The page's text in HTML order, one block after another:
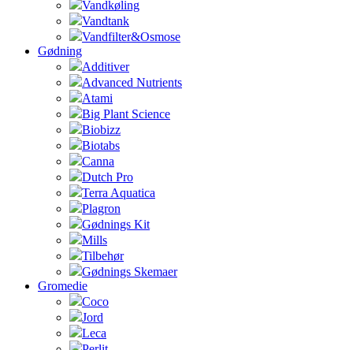
Vandkøling
Vandtank
Vandfilter&Osmose
Gødning
Additiver
Advanced Nutrients
Atami
Big Plant Science
Biobizz
Biotabs
Canna
Dutch Pro
Terra Aquatica
Plagron
Gødnings Kit
Mills
Tilbehør
Gødnings Skemaer
Gromedie
Coco
Jord
Leca